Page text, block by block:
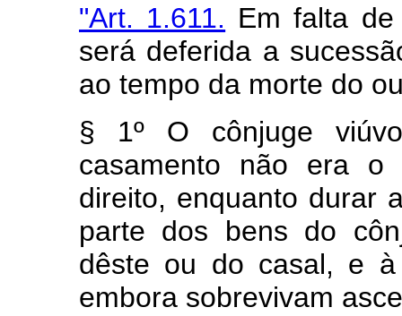
"Art. 1.611. Em falta de
será deferida a
ao tempo da morte do
§ 1º O cônjuge
casamento não era o
direito, enquanto durar
parte dos bens do
dêste ou do casal, e
embora sobrevivam